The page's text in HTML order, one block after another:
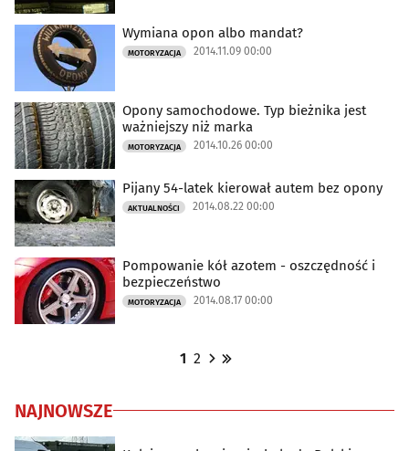
Wymiana opon albo mandat?
MOTORYZACJA 2014.11.09 00:00
Opony samochodowe. Typ bieżnika jest
ważniejszy niż marka
MOTORYZACJA 2014.10.26 00:00
Pijany 54-latek kierował autem bez opony
AKTUALNOŚCI 2014.08.22 00:00
Pompowanie kół azotem - oszczędność i
bezpieczeństwo
MOTORYZACJA 2014.08.17 00:00
1 2
NAJNOWSZE